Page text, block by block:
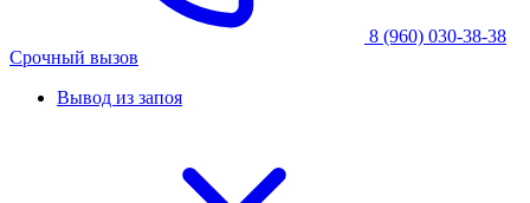
8 (960) 030-38-38
Срочный вызов
Вывод из запоя